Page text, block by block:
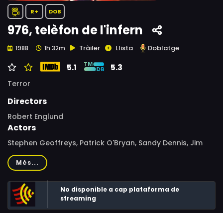
R+ DOB
976, telèfon de l'infern
1988 1h 32m Tràiler Llista Doblatge
5.1 5.3
Terror
Directors
Robert Englund
Actors
Stephen Geoffreys, Patrick O'Bryan, Sandy Dennis, Jim
Metzler, Maria Rubell, Lezlie Deane, Robert Picardo, J.J.
Cohen, Paul Willson, Greg Collins, Darren E. Burrows, J.J.
Johnston, Wendy J. Cooke, Tom McFadden, Mindy
Seeger, Gunther Jenson, Jim Thiebaud, John Slade,
Joanna Keyes, Demetre Phillips, Don Bajema, Larry Turk,
Més...
No disponible a cap plataforma de
streaming